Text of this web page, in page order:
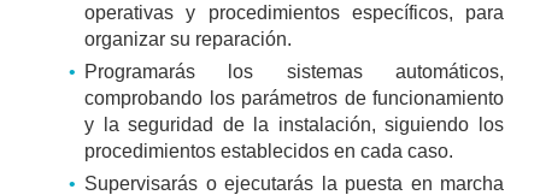
operativas y procedimientos específicos, para
organizar su reparación.
Programarás los sistemas automáticos,
comprobando los parámetros de funcionamiento
y la seguridad de la instalación, siguiendo los
procedimientos establecidos en cada caso.
Supervisarás o ejecutarás la puesta en marcha